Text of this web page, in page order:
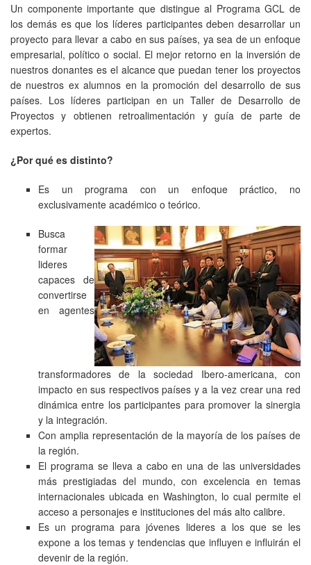
Un componente importante que distingue al Programa GCL de
los demás es que los líderes participantes deben desarrollar un
proyecto para llevar a cabo en sus países, ya sea de un enfoque
empresarial, político o social. El mejor retorno en la inversión de
nuestros donantes es el alcance que puedan tener los proyectos
de nuestros ex alumnos en la promoción del desarrollo de sus
países. Los líderes participan en un Taller de Desarrollo de
Proyectos y obtienen retroalimentación y guía de parte de
expertos.
¿Por qué es distinto?
Es un programa con un enfoque práctico, no
exclusivamente académico o teórico.
Busca
formar
lideres
capaces de
convertirse
en agentes
transformadores de la sociedad Ibero-americana, con
impacto en sus respectivos países y a la vez crear una red
dinámica entre los participantes para promover la sinergia
y la integración.
Con amplia representación de la mayoría de los países de
la región.
El programa se lleva a cabo en una de las universidades
más prestigiadas del mundo, con excelencia en temas
internacionales ubicada en Washington, lo cual permite el
acceso a personajes e instituciones del más alto calibre.
Es un programa para jóvenes lideres a los que se les
expone a los temas y tendencias que influyen e influirán el
devenir de la región.